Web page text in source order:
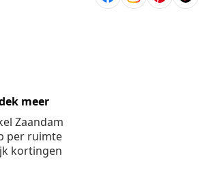
meer
Zaandam
per ruimte
kortingen